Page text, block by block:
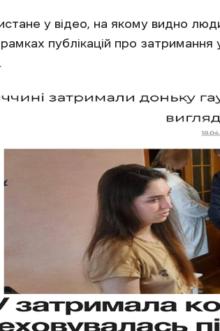
у відео, на якому видно
публікацій про